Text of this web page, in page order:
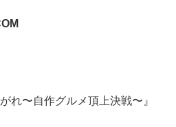
れ〜自作グルメ頂上決戦〜』